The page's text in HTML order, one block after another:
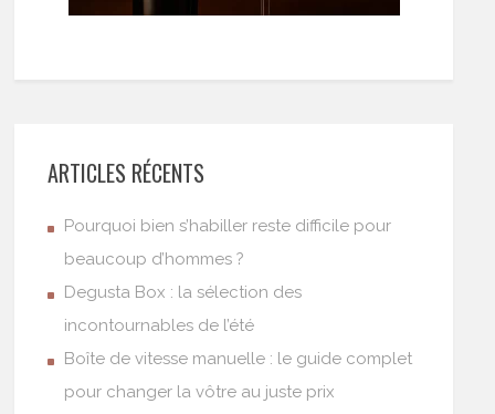
ARTICLES RÉCENTS
Pourquoi bien s’habiller reste difficile pour
beaucoup d’hommes ?
Degusta Box : la sélection des
incontournables de l’été
Boîte de vitesse manuelle : le guide complet
pour changer la vôtre au juste prix